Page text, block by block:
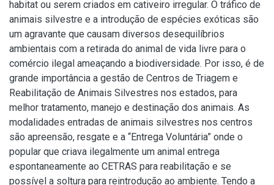
habitat ou serem criados em cativeiro irregular. O tráfico de
animais silvestre e a introdução de espécies exóticas são
um agravante que causam diversos desequilíbrios
ambientais com a retirada do animal de vida livre para o
comércio ilegal ameaçando a biodiversidade. Por isso, é de
grande importância a gestão de Centros de Triagem e
Reabilitação de Animais Silvestres nos estados, para
melhor tratamento, manejo e destinação dos animais. As
modalidades entradas de animais silvestres nos centros
são apreensão, resgate e a “Entrega Voluntária” onde o
popular que criava ilegalmente um animal entrega
espontaneamente ao CETRAS para reabilitação e se
possível a soltura para reintrodução ao ambiente. Tendo a